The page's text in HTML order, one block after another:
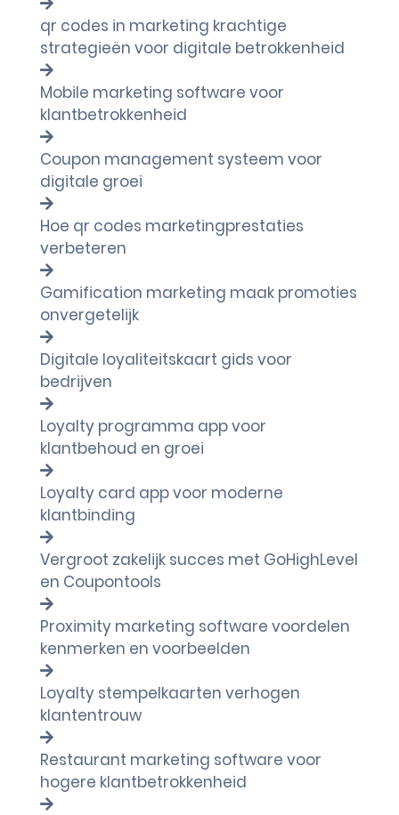
qr codes in marketing krachtige
strategieën voor digitale betrokkenheid
Mobile marketing software voor
klantbetrokkenheid
Coupon management systeem voor
digitale groei
Hoe qr codes marketingprestaties
verbeteren
Gamification marketing maak promoties
onvergetelijk
Digitale loyaliteitskaart gids voor
bedrijven
Loyalty programma app voor
klantbehoud en groei
Loyalty card app voor moderne
klantbinding
Vergroot zakelijk succes met GoHighLevel
en Coupontools
Proximity marketing software voordelen
kenmerken en voorbeelden
Loyalty stempelkaarten verhogen
klantentrouw
Restaurant marketing software voor
hogere klantbetrokkenheid